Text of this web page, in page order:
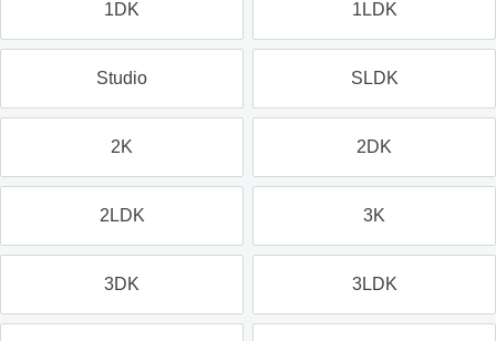
1DK 1LDK
Studio SLDK
2K 2DK
2LDK 3K
3DK 3LDK